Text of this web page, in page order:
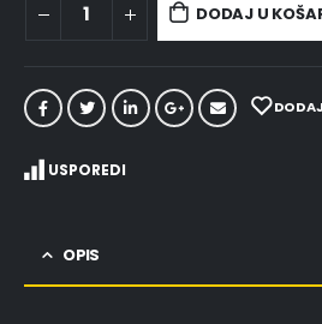
DODAJ U
USPOREDI
OPIS